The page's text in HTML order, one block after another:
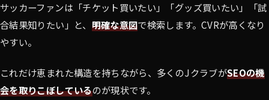
サッカーファンは「チケット買いたい」「グッズ買いたい」「試
合結果知りたい」と、 明確な意図で検索します。CVRが高くなり
やすい。
これだけ恵まれた構造を持ちながら、多くのJクラブがSEOの機
会を取りこぼしているのが現状です。